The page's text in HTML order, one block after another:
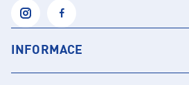
INFORMACE